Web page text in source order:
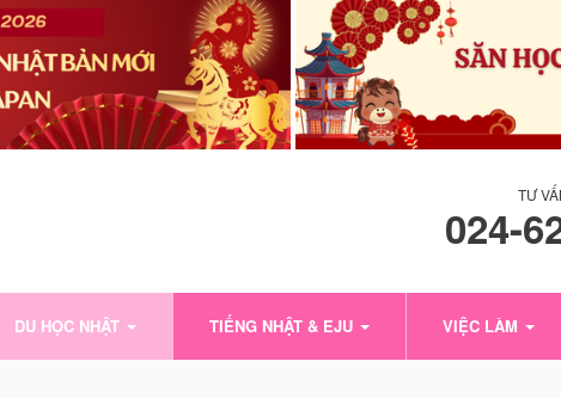
TƯ
024-
DU HỌC NHẬT TIẾNG NHẬT & EJU VIỆC LÀM